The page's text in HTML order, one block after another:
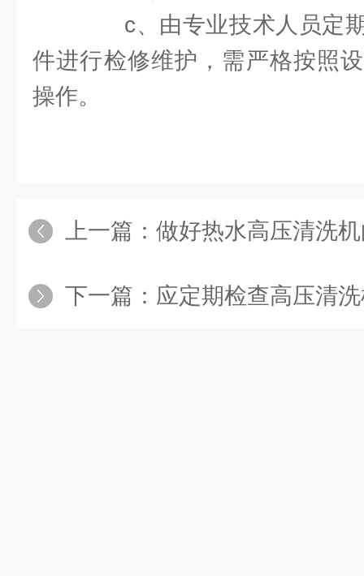
c、由专业技术人员定期
件进行检修维护，需严格按照
操作。
上一篇： 做好热水高压清洗机的维护保养工
下一篇： 应定期检查高压清洗